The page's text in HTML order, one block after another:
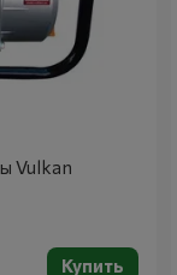
рынках
условиях.
Vulkan
Купить